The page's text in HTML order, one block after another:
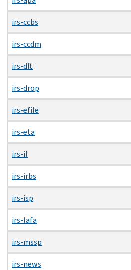
irs-ccbs
irs-ccdm
irs-dft
irs-drop
irs-efile
irs-eta
irs-il
irs-irbs
irs-isp
irs-lafa
irs-mssp
irs-news